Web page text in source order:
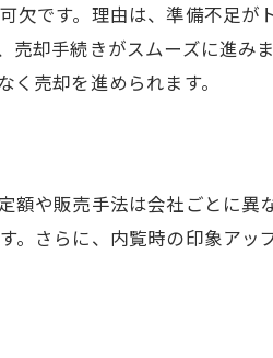
法
欠です。理由は、準備不足が
却手続きがスムーズに進み
売却を進められます。
や販売手法は会社ごとに異
。さらに、内覧時の印象アッ